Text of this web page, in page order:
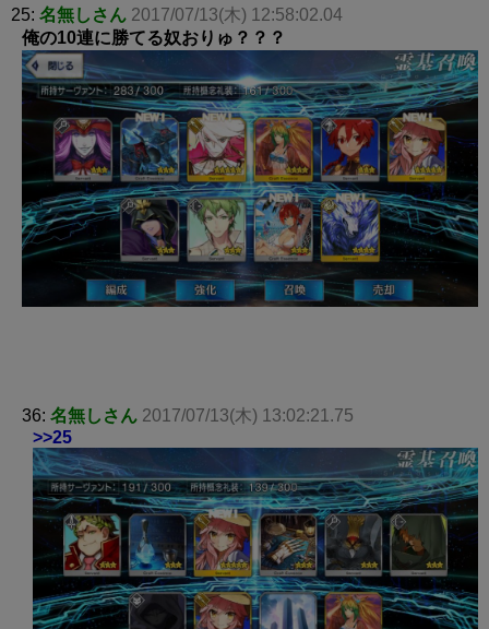
25: 名無しさん 2017/07/13(木) 12:58:02.04
俺の10連に勝てる奴おりゅ？？？
36: 名無しさん 2017/07/13(木) 13:02:21.75
>>25